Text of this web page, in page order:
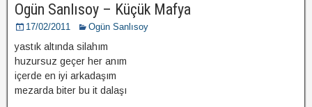
Ogün Sanlısoy – Küçük Mafya
17/02/2011 Ogün Sanlısoy
yastık altında silahım
huzursuz geçer her anım
içerde en iyi arkadaşım
mezarda biter bu it dalaşı